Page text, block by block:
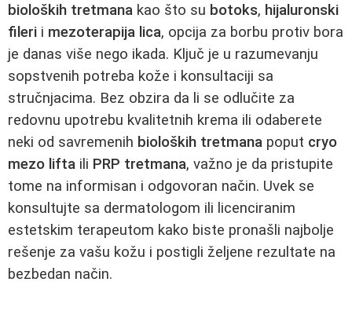
bioloških tretmana kao što su botoks, hijaluronski
fileri i mezoterapija lica, opcija za borbu protiv bora
je danas više nego ikada. Ključ je u razumevanju
sopstvenih potreba kože i konsultaciji sa
stručnjacima. Bez obzira da li se odlučite za
redovnu upotrebu kvalitetnih krema ili odaberete
neki od savremenih bioloških tretmana poput cryo
mezo lifta ili PRP tretmana, važno je da pristupite
tome na informisan i odgovoran način. Uvek se
konsultujte sa dermatologom ili licenciranim
estetskim terapeutom kako biste pronašli najbolje
rešenje za vašu kožu i postigli željene rezultate na
bezbedan način.